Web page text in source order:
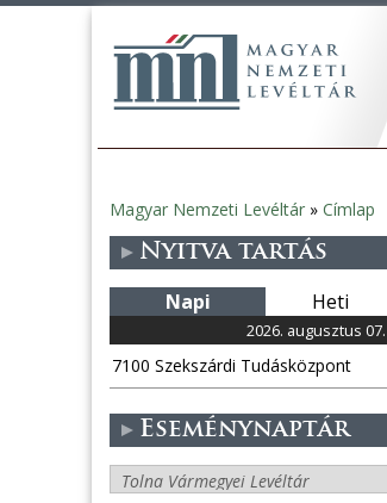
Jelenlegi
hely
Magyar Nemzeti Levéltár » Címlap
Nyitva tartás
Napi Heti
2026. augusztus
7100 Szekszárdi Tudásközpont
Eseménynaptár